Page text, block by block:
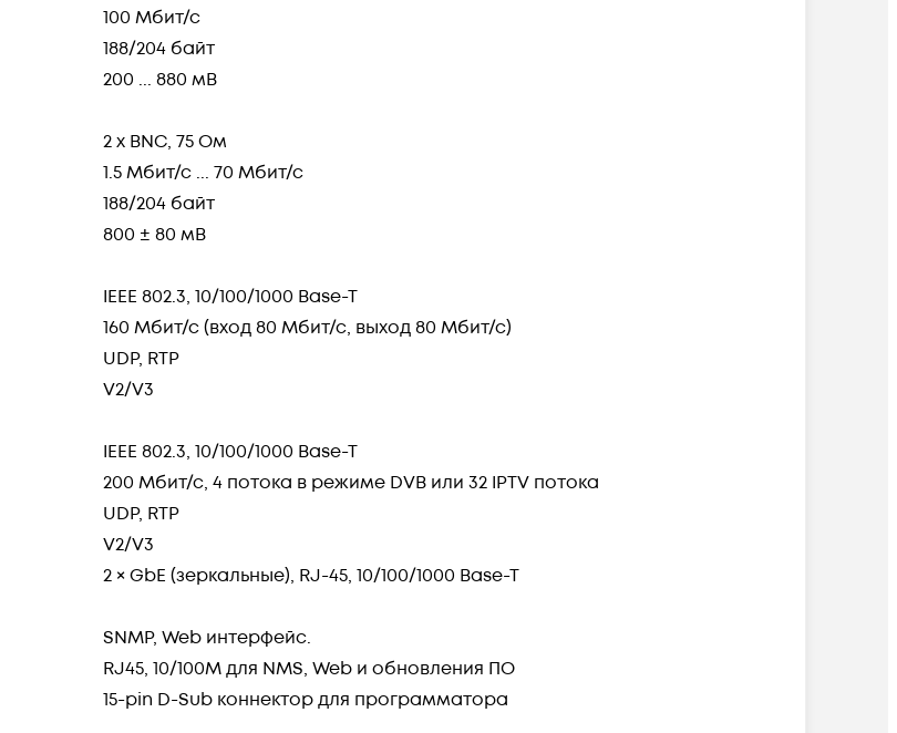
100 Мбит/с
188/204 байт
200 ... 880 мВ
2 х BNC, 75 Ом
1.5 Мбит/с ... 70 Мбит/с
188/204 байт
800 ± 80 мВ
IEEE 802.3, 10/100/1000 Base-T
160 Мбит/с (вход 80 Мбит/с, выход 80 Мбит/с)
UDP, RTP
V2/V3
IEEE 802.3, 10/100/1000 Base-T
200 Мбит/с, 4 потока в режиме DVB или 32 IPTV потока
UDP, RTP
V2/V3
2 × GbE (зеркальные), RJ-45, 10/100/1000 Base-T
SNMP, Web интерфейс.
RJ45, 10/100M для NMS, Web и обновления ПО
15-pin D-Sub коннектор для программатора